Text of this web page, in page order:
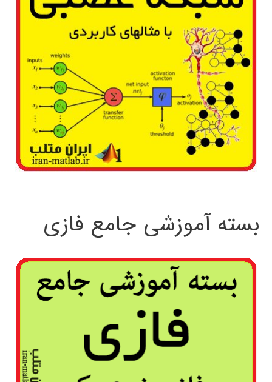
بسته آموزشی جامع فازی